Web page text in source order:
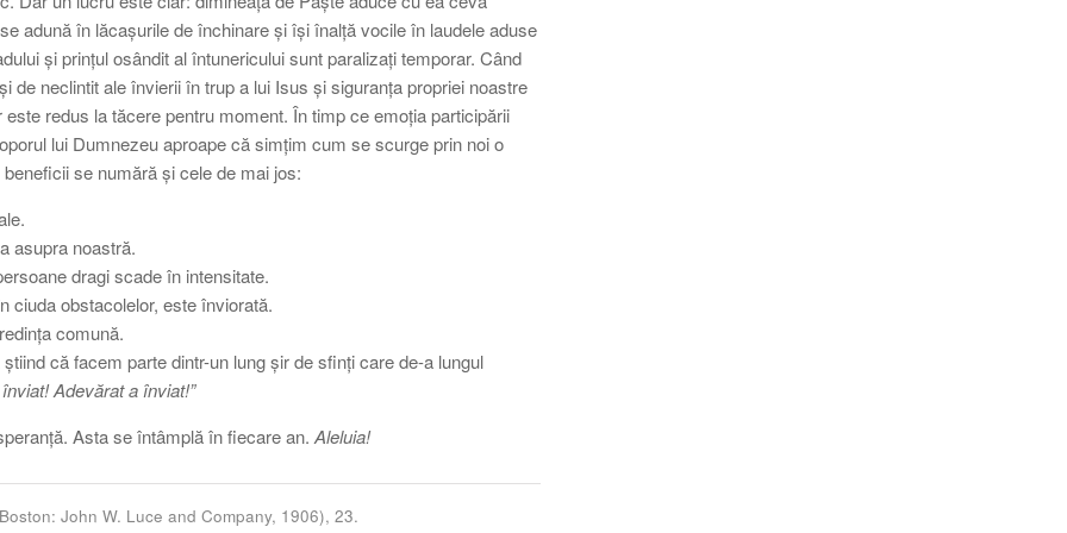
adună în lăcașurile de închinare și își înalță vocile în laudele aduse
și prințul osândit al întunericului sunt paralizați temporar. Când
de neclintit ale învierii în trup a lui Isus și siguranța propriei noastre
redus la tăcere pentru moment. În timp ce emoția participării
lui Dumnezeu aproape că simțim cum se scurge prin noi o
se numără și cele de mai jos:
asupra noastră.
dragi scade în intensitate.
ciuda obstacolelor, este înviorată.
comună.
că facem parte dintr-un lung șir de sfinți care de-a lungul
Adevărat a înviat!”
Asta se întâmplă în fiecare an. Aleluia!
John W. Luce and Company, 1906), 23.